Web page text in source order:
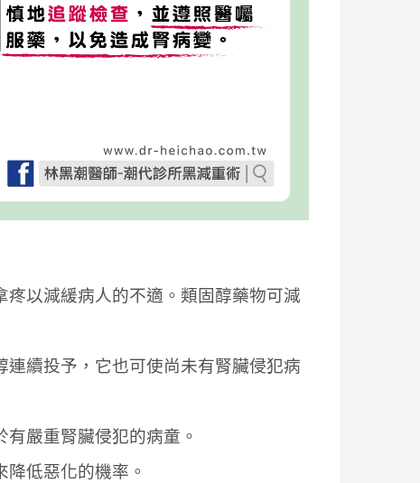
以減緩病人的不適。類固醇藥物可減
續投予，它也可使尚未有腎臟侵犯病
嚴重腎臟侵犯的病童。
低惡化的機率。